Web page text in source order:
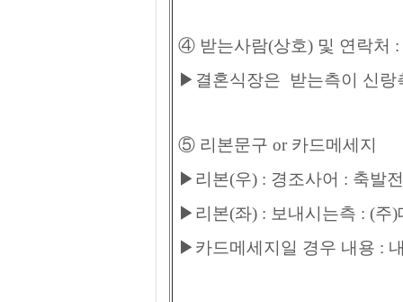
④ 받는사람(상호) 및 연락처 :
▶결혼식장은 받는측이 신랑
⑤ 리본문구 or 카드메세지
▶리본(우) : 경조사어 : 축발
▶리본(좌) : 보내시는측 : (주
▶카드메세지일 경우 내용 :